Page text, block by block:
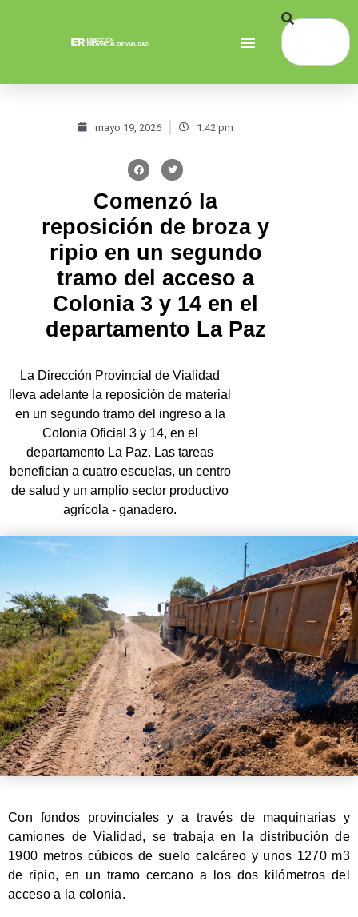
mayo 19, 2026 1:42 pm
Comenzó la
reposición de broza y
ripio en un segundo
tramo del acceso a
Colonia 3 y 14 en el
departamento La Paz
La Dirección Provincial de Vialidad
lleva adelante la reposición de material
en un segundo tramo del ingreso a la
Colonia Oficial 3 y 14, en el
departamento La Paz. Las tareas
benefician a cuatro escuelas, un centro
de salud y un amplio sector productivo
agrícola - ganadero.
Con fondos provinciales y a través de maquinarias y
camiones de Vialidad, se trabaja en la distribución de
1900 metros cúbicos de suelo calcáreo y unos 1270 m3
de ripio, en un tramo cercano a los dos kilómetros del
acceso a la colonia.